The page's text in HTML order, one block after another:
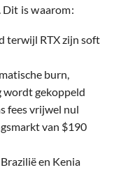
is waarom:
terwijl RTX zijn soft
burn,
wordt gekoppeld
fees vrijwel nul
van $190
en Kenia